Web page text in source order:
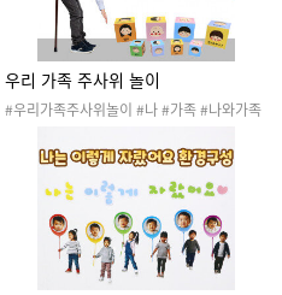
우리 가족 주사위 놀이
#우리가족주사위놀이 #나 #가족 #나와가족
니 #할아버지 #언니 #누나 #오빠 #형 #나 #
동생 #주사위 #주사위놀이 #우리가족주사위
#가족주사위 #20260504가족2 #가족역할